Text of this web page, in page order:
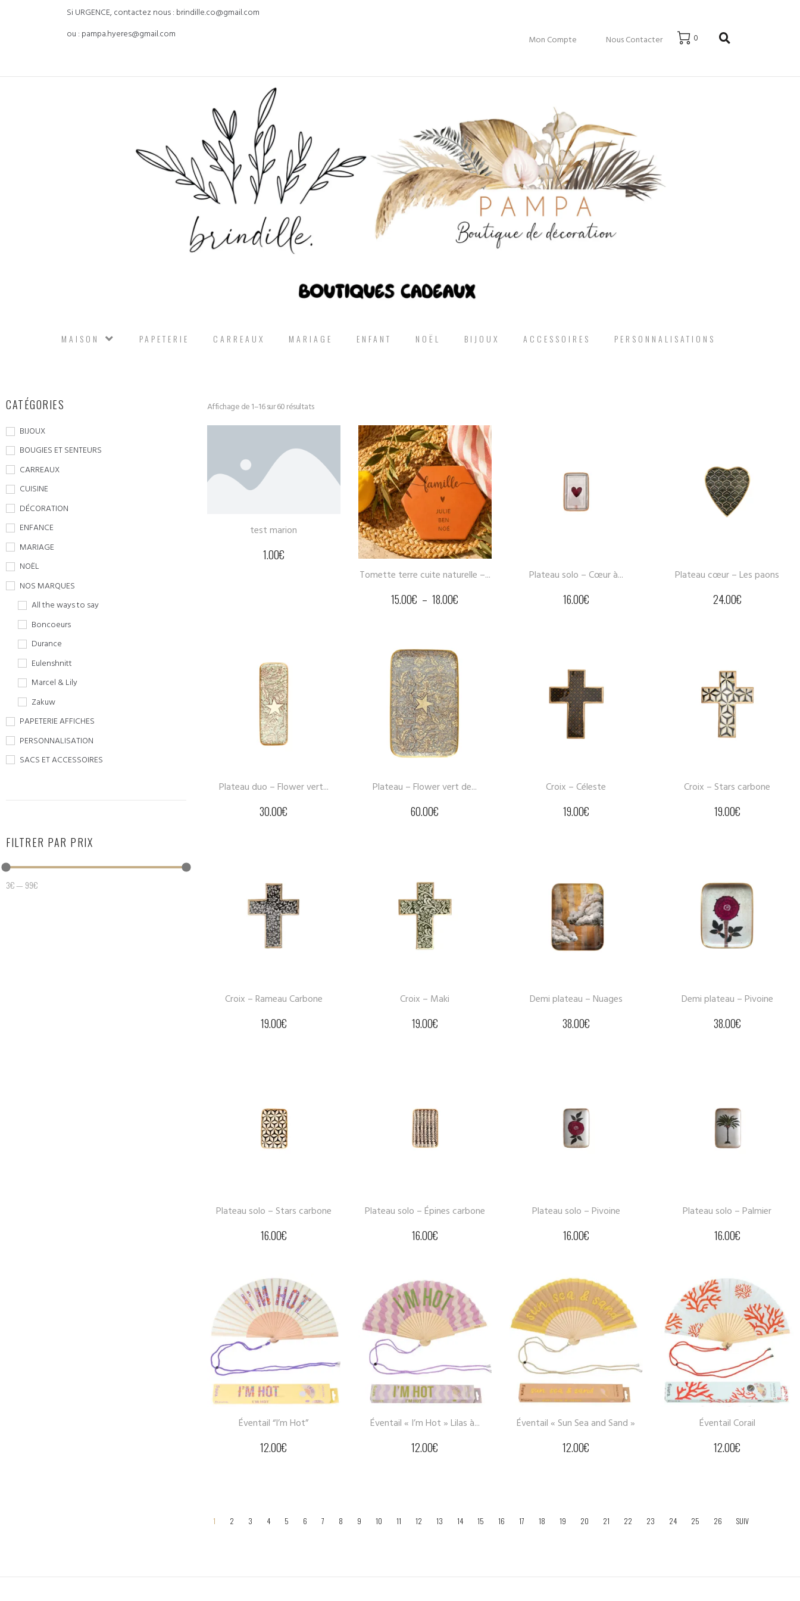
Si URGENCE, contactez nous : brindille.co@gmail.com
ou : pampa.hyeres@gmail.com
Mon Compte Nous Contacter 0
MAISON PAPETERIE CARREAUX MARIAGE ENFANT NOËL BIJOUX ACCESSOIRES PERSONNALISATIONS
CATÉGORIES
BIJOUX
BOUGIES ET SENTEURS
CARREAUX
CUISINE
DÉCORATION
ENFANCE
MARIAGE
NOËL
NOS MARQUES
All the ways to say
Boncoeurs
Durance
Eulenshnitt
Marcel & Lily
Zakuw
PAPETERIE AFFICHES
PERSONNALISATION
SACS ET ACCESSOIRES
FILTRER PAR PRIX
3€— 99€
Affichage de 1–16 sur 60 résultats
test marion
1.00€
Tomette terre cuite naturelle –...
15.00€ – 18.00€
Plateau solo – Cœur à...
16.00€
Plateau cœur – Les paons
24.00€
Plateau duo – Flower vert...
30.00€
Plateau – Flower vert de...
60.00€
Croix – Céleste
19.00€
Croix – Stars carbone
19.00€
Croix – Rameau Carbone
19.00€
Croix – Maki
19.00€
Demi plateau – Nuages
38.00€
Demi plateau – Pivoine
38.00€
Plateau solo – Stars carbone
16.00€
Plateau solo – Épines carbone
16.00€
Plateau solo – Pivoine
16.00€
Plateau solo – Palmier
16.00€
Éventail “I’m Hot”
12.00€
Éventail « I’m Hot » Lilas à...
12.00€
Éventail « Sun Sea and Sand »
12.00€
Éventail Corail
12.00€
1 2 3 4 5 6 7 8 9 10 11 12 13 14 15 16 17 18 19 20 21 22 23 24 25 26 SUIV